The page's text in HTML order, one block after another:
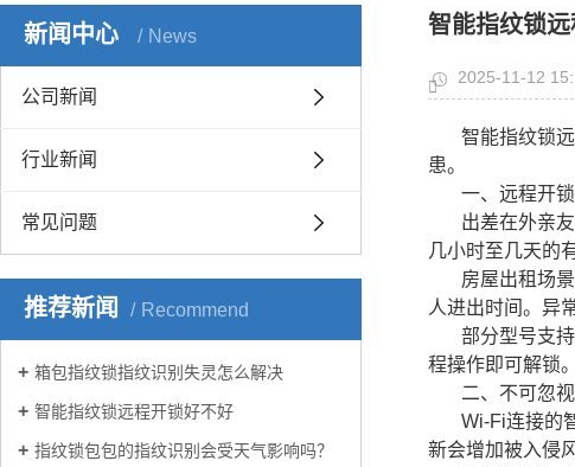
新闻中心 News
公司新闻
行业新闻
常见问题
推荐新闻 Recommend
箱包指纹锁指纹识别失灵怎么解决
智能指纹锁远程开锁好不好
指纹锁包包的指纹识别会受天气影响吗？
智能指纹锁
2025-11-12
智能指纹锁
患。
一、远程开
出差在外亲
几小时至几天的
房屋出租场
人进出时间。异
部分型号支
程操作即可解锁
二、不可忽
Wi-Fi连接的
新会增加被入侵